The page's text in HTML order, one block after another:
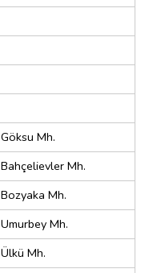
Göksu Mh.
Bahçelievler Mh.
Bozyaka Mh.
Umurbey Mh.
Ülkü Mh.